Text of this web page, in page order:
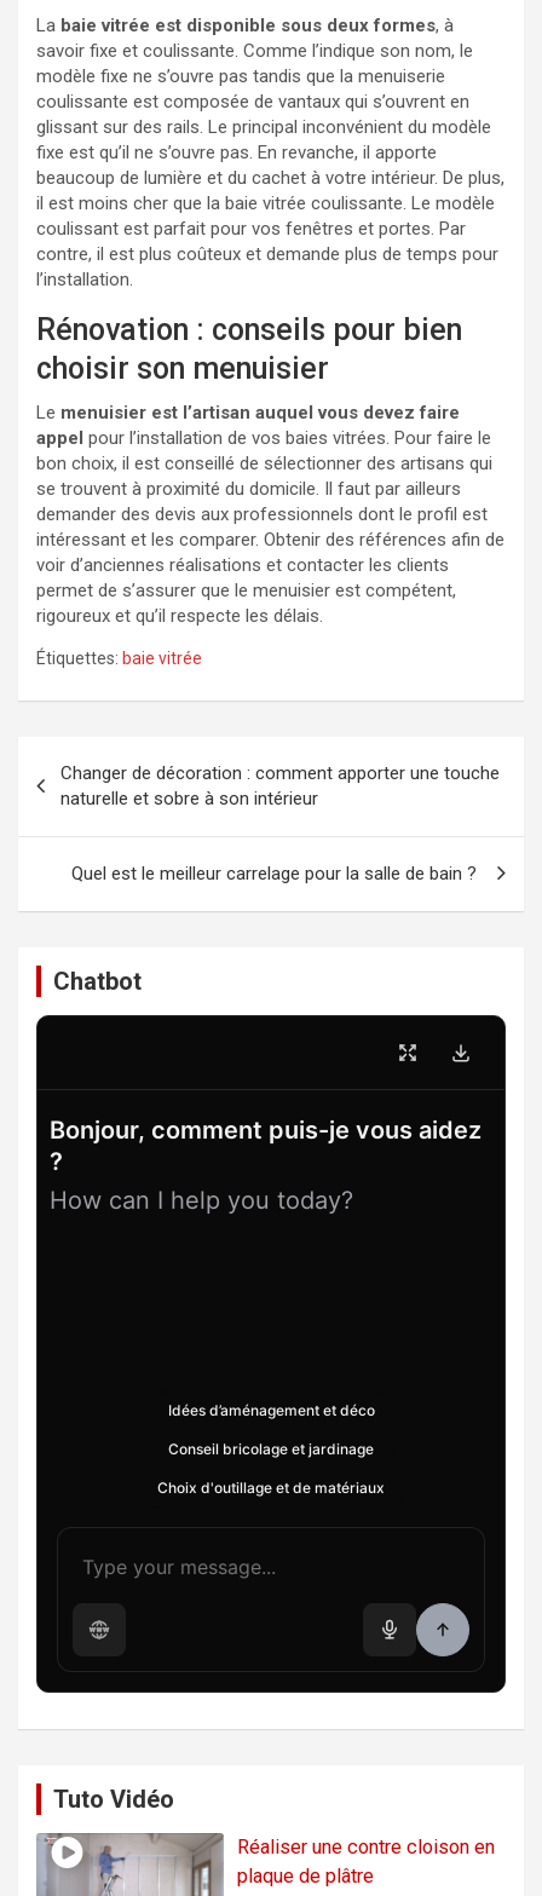
La baie vitrée est disponible sous deux formes, à
savoir fixe et coulissante. Comme l’indique son nom, le
modèle fixe ne s’ouvre pas tandis que la menuiserie
coulissante est composée de vantaux qui s’ouvrent en
glissant sur des rails. Le principal inconvénient du modèle
fixe est qu’il ne s’ouvre pas. En revanche, il apporte
beaucoup de lumière et du cachet à votre intérieur. De plus,
il est moins cher que la baie vitrée coulissante. Le modèle
coulissant est parfait pour vos fenêtres et portes. Par
contre, il est plus coûteux et demande plus de temps pour
l’installation.
Rénovation : conseils pour bien
choisir son menuisier
Le menuisier est l’artisan auquel vous devez faire
appel pour l’installation de vos baies vitrées. Pour faire le
bon choix, il est conseillé de sélectionner des artisans qui
se trouvent à proximité du domicile. Il faut par ailleurs
demander des devis aux professionnels dont le profil est
intéressant et les comparer. Obtenir des références afin de
voir d’anciennes réalisations et contacter les clients
permet de s’assurer que le menuisier est compétent,
rigoureux et qu’il respecte les délais.
Étiquettes: baie vitrée
de
l’article
Changer de décoration : comment apporter une touche
naturelle et sobre à son intérieur
Quel est le meilleur carrelage pour la salle de bain ?
Chatbot
Bonjour, comment puis-je vous aidez
?
How can I help you today?
Idées d’aménagement et déco
Conseil bricolage et jardinage
Choix d'outillage et de matériaux
Tuto Vidéo
Réaliser une contre cloison en
plaque de plâtre